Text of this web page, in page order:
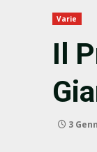
Varie
Il
3